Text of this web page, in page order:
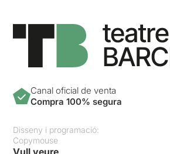
Canal oficial de venta
Compra 100% segura
Disseny i programació:
Copymouse
Vull veure